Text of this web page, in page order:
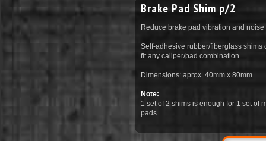
Brake Pad Shim p/2
Reduce brake pad vibration and
Self-adhesive rubber/fiberglass shims
fit any caliper/pad combination.
Dimensions: aprox. 40mm x 80mm
Note:
1 set of 2 shims is enough for 1 set of
pads.